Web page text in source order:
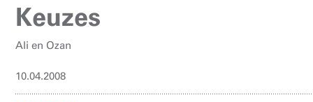
Keuzes
Ali en Ozan
10.04.2008